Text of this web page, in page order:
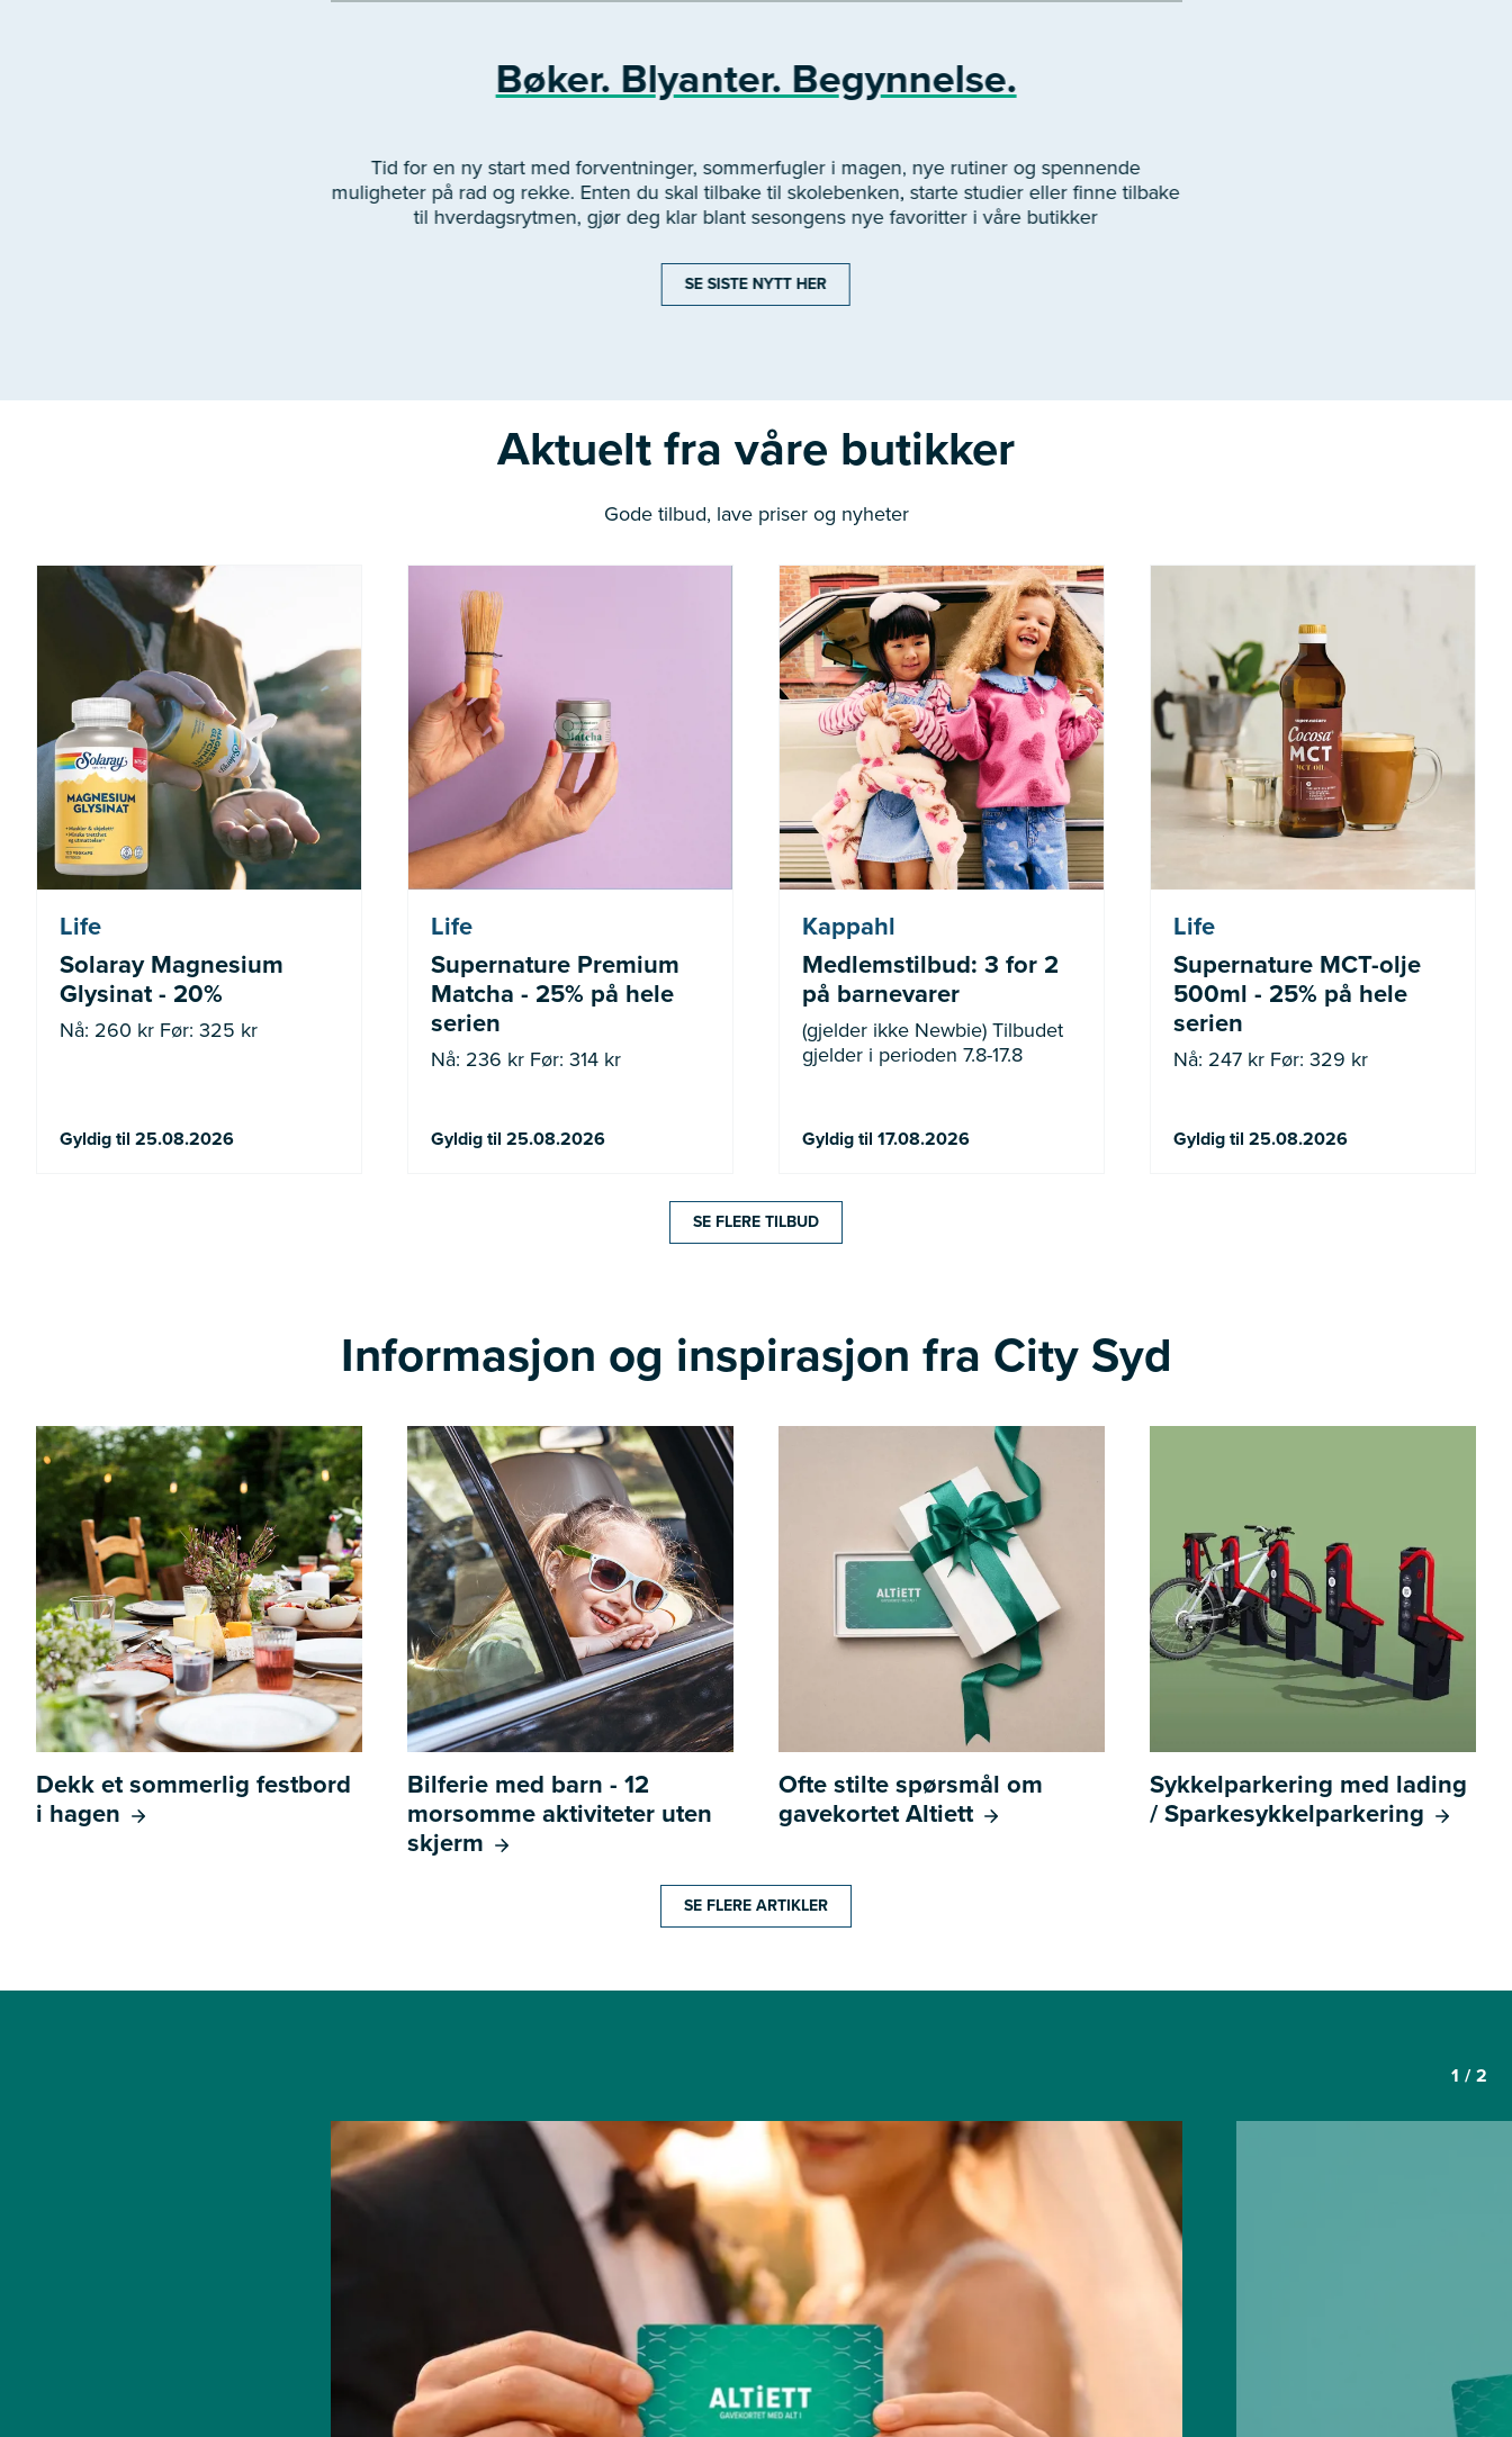
Bøker. Blyanter. Begynnelse.
Tid for en ny start med forventninger, sommerfugler i magen, nye rutiner og spennende
muligheter på rad og rekke. Enten du skal tilbake til skolebenken, starte studier eller finne tilbake
til hverdagsrytmen, gjør deg klar blant sesongens nye favoritter i våre butikker
SE SISTE NYTT HER
Aktuelt fra våre butikker
Gode tilbud, lave priser og nyheter
Life
Solaray Magnesium
Glysinat - 20%
Nå: 260 kr Før: 325 kr
Gyldig til 25.08.2026
Nå: 260 kr Før: 325 kr
Life
Supernature Premium
Matcha - 25% på hele
serien
Nå: 236 kr Før: 314 kr
Gyldig til 25.08.2026
Kappahl
Medlemstilbud: 3 for 2
på barnevarer
(gjelder ikke Newbie) Tilbudet
gjelder i perioden 7.8-17.8
Gyldig til 17.08.2026
(gjelder ikke Newbie) Tilbudet
gjelder i perioden 7.8-17.8
Life
Supernature MCT-olje
500ml - 25% på hele
serien
Nå: 247 kr Før: 329 kr
Gyldig til 25.08.2026
SE FLERE TILBUD
Informasjon og inspirasjon fra City Syd
Dekk et sommerlig festbord
i hagen
Bilferie med barn - 12
morsomme aktiviteter uten
skjerm
Ofte stilte spørsmål om
gavekortet Altiett
Sykkelparkering med lading
/ Sparkesykkelparkering
SE FLERE ARTIKLER
1 /2